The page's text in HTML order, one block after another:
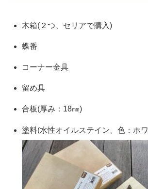
木箱(２つ、セリアで購入)
蝶番
コーナー金具
留め具
合板(厚み：18㎜)
塗料(水性オイルステイン、色：ホワ